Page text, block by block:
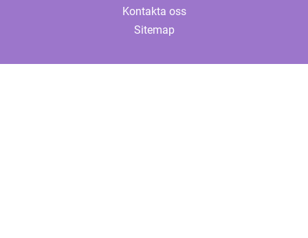
Kontakta oss
Sitemap